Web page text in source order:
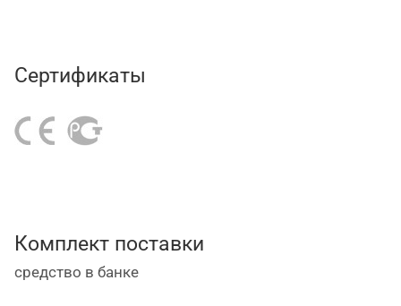
Сертификаты
Комплект поставки
средство в банке